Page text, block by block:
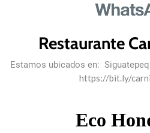
Restaurante
Estamos ubicados en:
https://bit.ly/
Eco